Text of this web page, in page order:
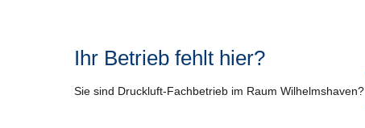
Ihr Betrieb fehlt hier?
Sie sind Druckluft-Fachbetrieb im Raum Wilhelmshaven?